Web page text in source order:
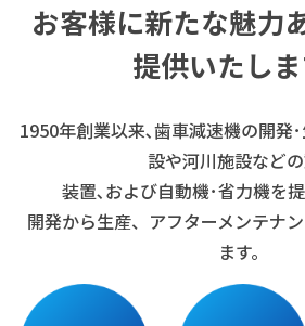
お客様に新たな魅力
提供いたしま
1950年創業以来､歯車減速機の開発
設や河川施設など
装置､および自動機･省力機を提
開発から生産、アフターメンテナ
ます。